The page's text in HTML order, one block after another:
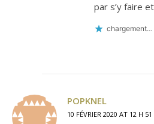
par s’y faire
chargement…
POPKNEL
10 FÉVRIER 2020 AT 12 H